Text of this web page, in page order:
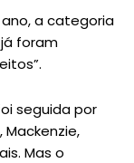
a categoria
foram
seguida por
Mackenzie,
Mas o